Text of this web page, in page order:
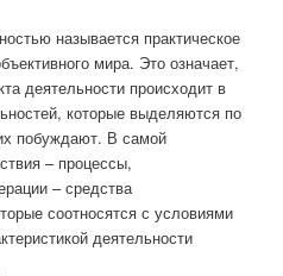
называется практическое
мира. Это означает,
деятельности происходит в
которые выделяются по
побуждают. В самой
– процессы,
– средства
соотносятся с условиями
деятельности